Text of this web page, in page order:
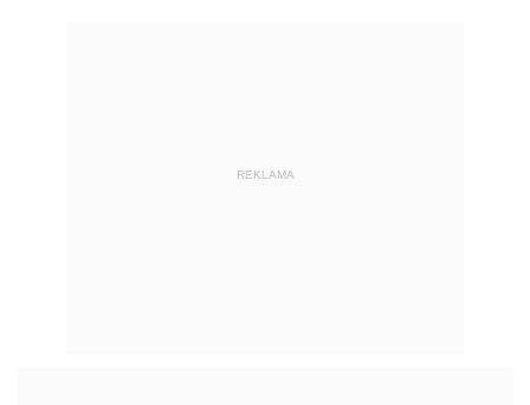
REKLAMA